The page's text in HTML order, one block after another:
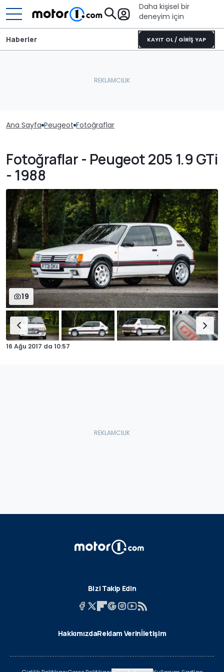
Daha kişisel bir
deneyim için
KAYIT OL / GİRİŞ YAP
Haberler
Ana Sayfa Peugeot Fotoğraflar
Fotoğraflar - Peugeot 205 1.9 GTi
- 1988
19
16 Ağu 2017 da 10:57
Bizi Takip Edin
HakkımızdaReklam Verinİletişim